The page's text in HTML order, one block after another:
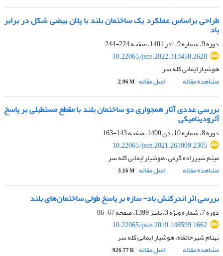
طراحی براساس عملکرد یک ساختمان بلند با پلان بیضی شکل در برابر
باد
دوره 9، شماره 9، آذر 1401، صفحه
224-244
10.22065/jsce.2022.313458.2628
هوشیار ایمانی کله سر
مشاهده مقاله
اصل مقاله 2.96 M
بررسی عددی آثار همجواری دو ساختمان بلند با مقطع مستطیلی بر پاسخ
آئرودینامیکی
دوره 8، شماره 10، دی 1400، صفحه
143-163
10.22065/jsce.2021.261009.2305
میثم شیرزاده گرمی، هوشیار ایمانی کله سر
مشاهده مقاله
اصل مقاله 3.16 M
بررسی اثر اندرکنش باد- سازه بر پاسخ طولی ساختمان‌های بلند
دوره 7، شماره ویژه 3، پاییز 1399، صفحه
67-86
10.22065/jsce.2019.148599.1662
بهنام شیرخانقاه، هوشیار ایمانی کله سر
مشاهده مقاله
اصل مقاله 926.77 K